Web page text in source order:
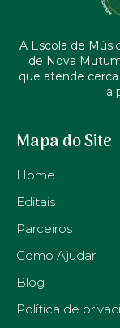
A Escola de
de Nova
que atende
a
Mapa do Site
Home
Editais
Parceiros
Como Ajudar
Blog
Política de